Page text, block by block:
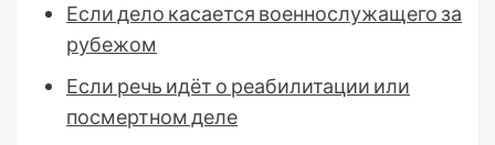
Если дело касается военнослужащего за
рубежом
Если речь идёт о реабилитации или
посмертном деле